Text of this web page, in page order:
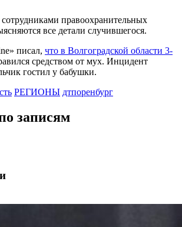
правоохранительных
все детали случившегося.
писал, что в Волгоградской области 3-
средством от мух. Инцидент
гостил у бабушки.
РЕГИОНЫ дтпоренбург
записям